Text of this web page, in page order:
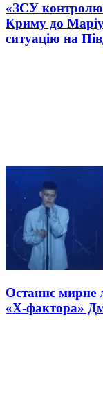
«ЗСУ
Криму до
ситуацію на
Останнє мирне
«Х-фактора»